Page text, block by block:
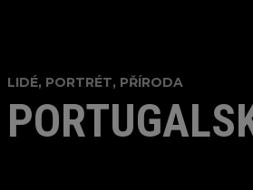
LIDÉ, PORTRÉT, PŘÍRODA